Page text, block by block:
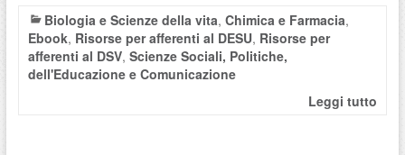
Biologia e Scienze della vita, Chimica e Farmacia,
Ebook, Risorse per afferenti al DESU, Risorse per
afferenti al DSV, Scienze Sociali, Politiche,
dell'Educazione e Comunicazione
Leggi tutto